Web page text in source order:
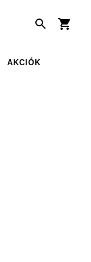
AKCIÓK